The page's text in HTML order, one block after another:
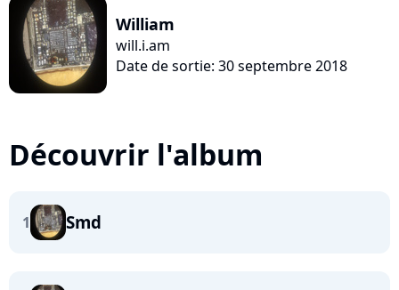
William
will.i.am
Date de sortie: 30 septembre 2018
Découvrir l'album
1 Smd